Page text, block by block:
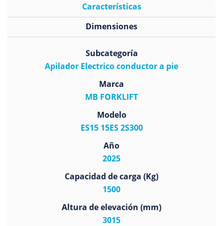
Características
Subcategoría
Apilador Electrico conductor a pie
Marca
MB FORKLIFT
Modelo
ES15 15ES 2S300
Año
2025
Capacidad de carga (Kg)
1500
Altura de elevación (mm)
3015
Dimensiones